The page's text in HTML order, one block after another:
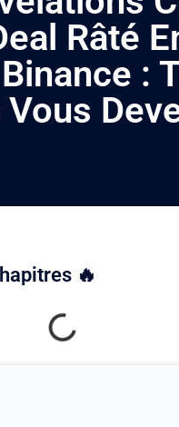
Râté
:
🔥